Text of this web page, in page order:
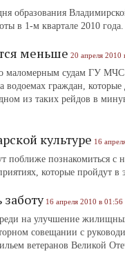
образования
в 1-м квартале 2010 года.
меньше 20 апреля 2010
маломерным судам ГУ
граждан, которые
из таких рейдов в
культуре 16
познакомиться с
которые пройдут в
16 апреля 2010 в 01:56
на улучшение
совещании с
ветеранов Великой